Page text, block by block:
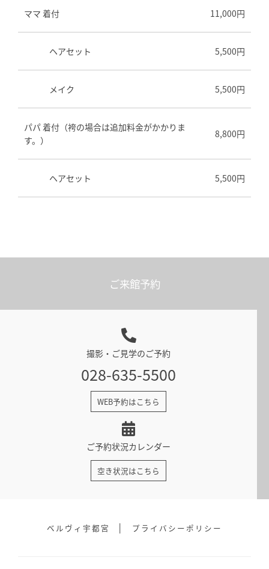
ママ 着付 11,000円
ヘアセット 5,500円
メイク 5,500円
パパ 着付（袴の場合は追加料金がかかりま
す。）
8,800円
ヘアセット 5,500円
ご来館予約
撮影・ご見学のご予約
028-635-5500
WEB予約はこちら
ご予約状況カレンダー
空き状況はこちら
ベルヴィ宇都宮 プライバシーポリシー